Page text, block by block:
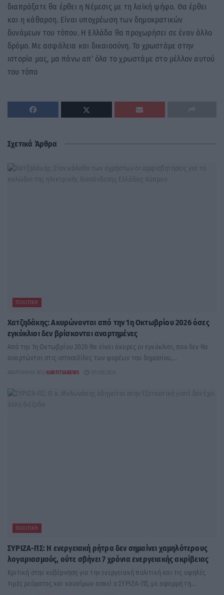
διαπράξατε θα έρθει η Νέμεσις με τη λαϊκή ψήφο. Θα έρθει
και η κάθαρση. Είναι υποχρέωση των δημοκρατικών
δυνάμεων του τόπου. Η Ελλάδα θα προχωρήσει σε έναν άλλο
δρόμο. Με ασφάλεια και δικαιοσύνη. Το χρωστάμε στην
ιστορία μας, μα πάνω απ’ όλα το χρωστάμε στο μέλλον αυτού
του τόπο
Σχετικά Άρθρα
ΠΟΛΙΤΙΚΉ
Χατζηδάκης: Ακυρώνονται από την 1η Οκτωβρίου 2026 όσες
εγκύκλιοι δεν βρίσκονται αναρτημένες
Από την 1η Οκτωβρίου 2026 θα είναι άκυρες οι εγκύκλιοι, που δεν θα
αναρτώνται στις ιστοσελίδες των φορέων του δημοσίου,...
ΑΝΑΡΤΉΘΗΚΕ ΑΠΌ KARFITSANEWS
ΠΟΛΙΤΙΚΉ
ΣΥΡΙΖΑ-ΠΣ: Η ενεργειακή ρήτρα δεν σημαίνει χαμηλότερους
λογαριασμούς, ούτε σβήνει 7 χρόνια ενεργειακής ακρίβειας
Κριτική στην κυβέρνηση για την ενεργειακή πολιτική και τις υψηλές
τιμές ρεύματος και καυσίμων ασκεί ο ΣΥΡΙΖΑ-ΠΣ, με αφορμή τη...